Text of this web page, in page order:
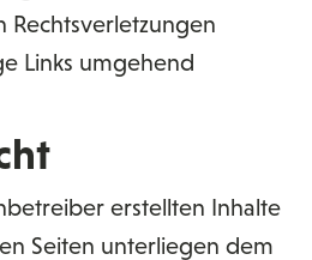
Rechtsverletzungen
Links umgehend
erstellten Inhalte
Seiten unterliegen dem